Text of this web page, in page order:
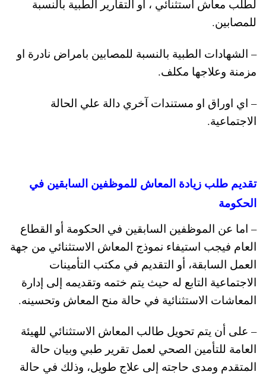
لطلب معاش استثنائي ، او التقارير الطبية بالنسبة
للمصابين.
– الشهادات الطبية بالنسبة للمصابين بامراض نادرة او
مزمنة وعلاجها مكلف.
– اي اوراق او مستندات آخري دالة علي الحالة
الاجتماعية.
تقديم طلب زيادة المعاش للموظفين السابقين في
الحكومة
– اما عن الموظفين السابقين في الحكومة أو القطاع
العام فيجب استيفاء نموذج المعاش الاستثنائي من جهة
العمل السابقة، أو التقديم في مكتب التأمينات
الاجتماعية التابع له حيث يتم ختمه وتقديمه إلى إدارة
المعاشات الاستثنائية في حالة منح المعاش وتحسينه.
– على أن يتم تحويل طالب المعاش الاستثنائي للهيئة
العامة للتأمين الصحي لعمل تقرير طبي وبيان حالة
المتقدم ومدى حاجته إلى علاج طويل، وذلك في حالة